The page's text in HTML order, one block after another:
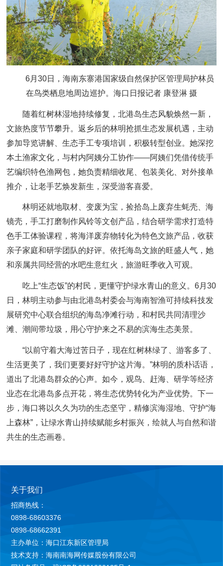
6月30日，海南东寨港国家级自然保护区管理局护林员
在鸟类栖息地周边巡护。海口日报记者 康登淋 摄
随着红树林湿地持续修复，北港岛生态风貌焕然一新，
文旅热度节节攀升。返乡后的林明抢抓生态发展机遇，主动
参加导览讲解、生态手工专项培训，积极转型创业。她深挖
本土渔家文化，与村内阿姨分工协作——阿姨们凭借传统手
艺编织特色渔网包，她负责精细收尾、包装美化、对外接单
推介，让老手艺焕发新生，深受游客喜爱。
林明还就地取材、变废为宝，捡拾岛上废弃生蚝壳、海
镜壳，手工打磨制作风铃等文创产品，结合研学需求打造特
色手工体验课程，将海洋废弃物转化为特色文旅产品，收获
亲子家庭和研学团队的好评。依托海岛文旅的旺盛人气，她
和亲属共同经营的水吧生意红火，旅游旺季收入可观。
吃上“生态饭”的村民，更懂守护绿水青山的意义。6月30
日，林明主动参与由北港岛村委会与海南智渔可持续科技发
展研究中心联合组织的海岛净滩行动，和村民共同清理沙
滩、潮间带垃圾，用心守护来之不易的滨海生态美景。
“以前守着大海过苦日子，现在红树林绿了、游客多了、
生活更美了，我们更要好好守护这片海。”林明的质朴话语，
道出了北港岛群众的心声。如今，观鸟、赶海、研学等经济
业态在北港岛多点开花，将生态优势转化为产业优势。下一
步，海口将以久久为功的生态坚守，精修滨海湿地、守护“海
上森林”，让绿水青山持续赋能乡村振兴，绘就人与自然和谐
共生的生态画卷。
关于我们
招商热线：
0898-68603376
0898-68662391
主办单位：海口江东新区管理局
技术支持：海南南海网传媒股份有限公司